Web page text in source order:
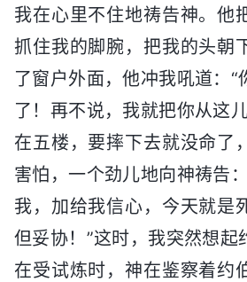
我在心里不住地祷告神。他
抓住我的脚腕，把我的头朝
了窗户外面，他冲我吼道：“
了！再不说，我就把你从这
在五楼，要摔下去就没命了
害怕，一个劲儿地向神祷告
我，加给我信心，今天就是
但妥协！”这时，我突然想起
在受试炼时，神在鉴察着约